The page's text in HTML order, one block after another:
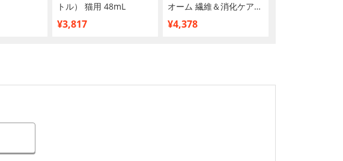
トル） 猫用 48mL
¥3,817
オーム 繊維＆消化ケア
コンフォート ドライ
500g
¥4,378